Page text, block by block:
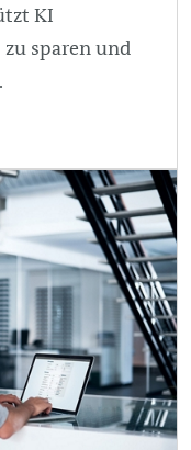
KI
sparen und